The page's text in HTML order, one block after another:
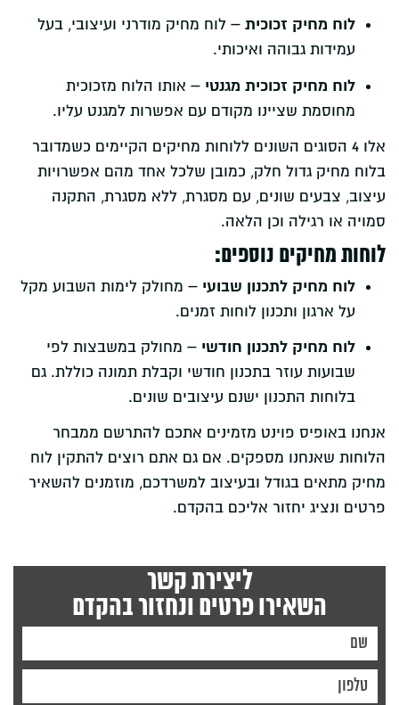
לוח מחיק זכוכית – לוח מחיק מודרני ועיצובי, בעל
עמידות גבוהה ואיכותי.
לוח מחיק זכוכית מגנטי – אותו הלוח מזכוכית
מחוסמת שציינו מקודם עם אפשרות למגנט עליו.
אלו 4 הסוגים השונים ללוחות מחיקים הקיימים כשמדובר
בלוח מחיק גדול חלק, כמובן שלכל אחד מהם אפשרויות
עיצוב, צבעים שונים, עם מסגרת, ללא מסגרת, התקנה
סמויה או רגילה וכן הלאה.
לוחות מחיקים נוספים:
לוח מחיק לתכנון שבועי – מחולק לימות השבוע מקל
על ארגון ותכנון לוחות זמנים.
לוח מחיק לתכנון חודשי – מחולק במשבצות לפי
שבועות עוזר בתכנון חודשי וקבלת תמונה כוללת. גם
בלוחות התכנון ישנם עיצובים שונים.
אנחנו באופיס פוינט מזמינים אתכם להתרשם ממבחר
הלוחות שאנחנו מספקים. אם גם אתם רוצים להתקין לוח
מחיק מתאים בגודל ובעיצוב למשרדכם, מוזמנים להשאיר
פרטים ונציג יחזור אליכם בהקדם.
ליצירת קשר
השאירו פרטים ונחזור בהקדם